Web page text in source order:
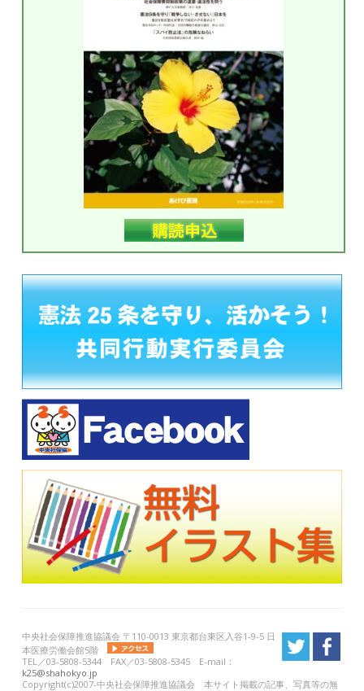
中央社会保障推進協議会 〒110-0013 東京都台東区入谷1-9-5 日
本医療労働会館5階
TEL／03-5808-5344 FAX／03-5808-5345 E-mail：
k25@shahokyo.jp
Copyright(c)2007-中央社会保障推進協議会 本サイト掲載の記事、写真等の無